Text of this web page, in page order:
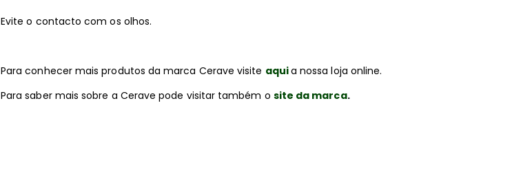
Evite o contacto com os olhos.
Para conhecer mais produtos da marca Cerave visite aquia nossa loja online.
Para saber mais sobre a Cerave pode visitar também o site da marca.